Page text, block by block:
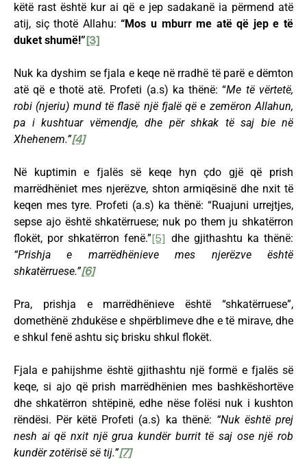
këtë rast është kur ai që e jep sadakanë ia përmend atë
atij, siç thotë Allahu:“Mos u mburr me atë që jep e të
duket shumë!”[3]
Nuk ka dyshim se fjala e keqe në rradhë të parë e dëmton
atë që e thotë atë. Profeti (a.s) ka thënë: “Me të vërtetë,
robi (njeriu) mund të flasë një fjalë që e zemëron Allahun,
pa i kushtuar vëmendje, dhe për shkak të saj bie në
Xhehenem.”[4]
Në kuptimin e fjalës së keqe hyn çdo gjë që prish
marrëdhëniet mes njerëzve, shton armiqësinë dhe nxit të
keqen mes tyre. Profeti (a.s) ka thënë: “Ruajuni urrejtjes,
sepse ajo është shkatërruese; nuk po them ju shkatërron
flokët, por shkatërron fenë.”[5] dhe gjithashtu ka thënë:
“Prishja e marrëdhënieve mes njerëzve është
shkatërruese.”[6]
Pra, prishja e marrëdhënieve është “shkatërruese”,
domethënë zhdukëse e shpërblimeve dhe e të mirave, dhe
e shkul fenë ashtu siç brisku shkul flokët.
Fjala e pahijshme është gjithashtu një formë e fjalës së
keqe, si ajo që prish marrëdhënien mes bashkëshortëve
dhe shkatërron shtëpinë, edhe nëse folësi nuk i kushton
rëndësi. Për këtë Profeti (a.s) ka thënë: “Nuk është prej
nesh ai që nxit një grua kundër burrit të saj ose një rob
kundër zotërisë së tij.”[7]